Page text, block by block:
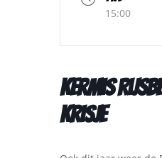
15:00
Kermis
Krisje